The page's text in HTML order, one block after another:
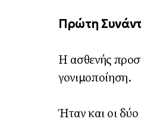
Πρώτη
Η ασθενής
γονιμοποίηση.
Ήταν και οι δύο